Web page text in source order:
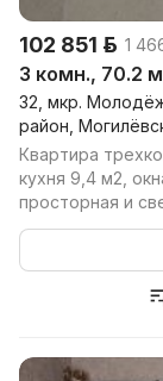
102 851 р. 1
3 комн., 70.2
32, мкр.
район,
Квартира
кухня 9,4 м2,
просторная и